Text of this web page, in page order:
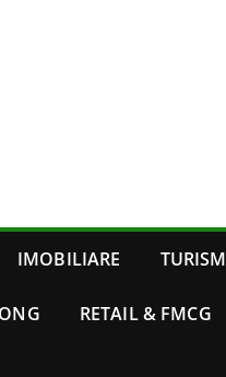
IMOBILIARE TURISM
RETAIL & FMCG